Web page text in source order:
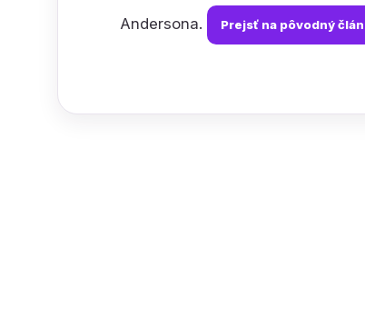
Andersona. Prejsť na pôvodný